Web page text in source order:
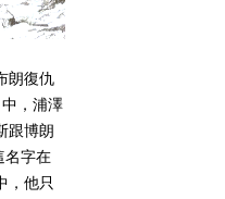
朗復仇
中，浦澤
跟博朗
名字在
，他只